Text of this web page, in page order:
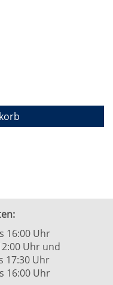
Uhr
Uhr und
Uhr
16:00 Uhr